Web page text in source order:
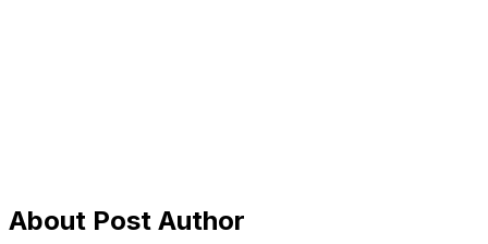
About Post Author